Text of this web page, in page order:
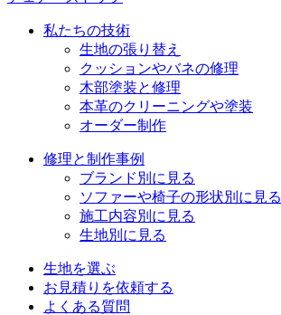
私たちの技術
生地の張り替え
クッションやバネの修理
木部塗装と修理
本革のクリーニングや塗装
オーダー制作
修理と制作事例
ブランド別に見る
ソファーや椅子の形状別に見る
施工内容別に見る
生地別に見る
生地を選ぶ
お見積りを依頼する
よくある質問